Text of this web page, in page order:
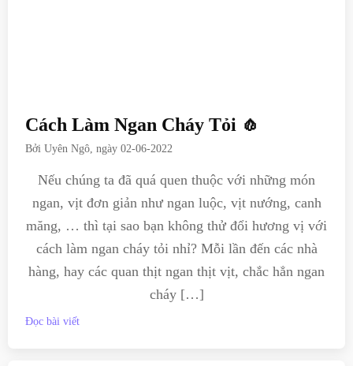
Cách Làm Ngan Cháy Tỏi 🧄
BởiUyên Ngô , ngày02-06-2022
Nếu chúng ta đã quá quen thuộc với những món
ngan, vịt đơn giản như ngan luộc, vịt nướng, canh
măng, … thì tại sao bạn không thử đổi hương vị với
cách làm ngan cháy tỏi nhỉ? Mỗi lần đến các nhà
hàng, hay các quan thịt ngan thịt vịt, chắc hẳn ngan
cháy […]
Đọc bài viết